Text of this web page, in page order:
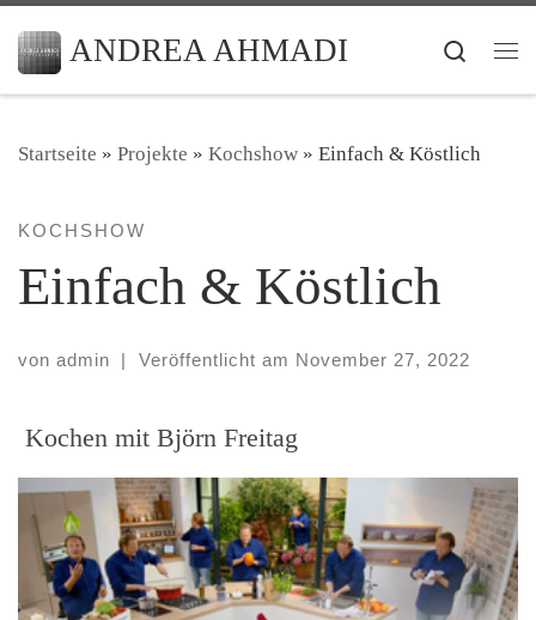
Zum Inhalt springen
ANDREA AHMADI
Search
Startseite » Projekte » Kochshow » Einfach & Köstlich
KOCHSHOW
Einfach & Köstlich
von admin | Veröffentlicht am November 27, 2022
Kochen mit Björn Freitag